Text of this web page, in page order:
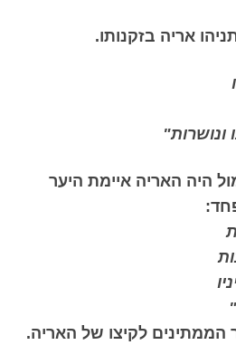
אריה בזקנותו.
ונושרות"
היה האריה איימת היער
הממתינים לקיצו של האריה.